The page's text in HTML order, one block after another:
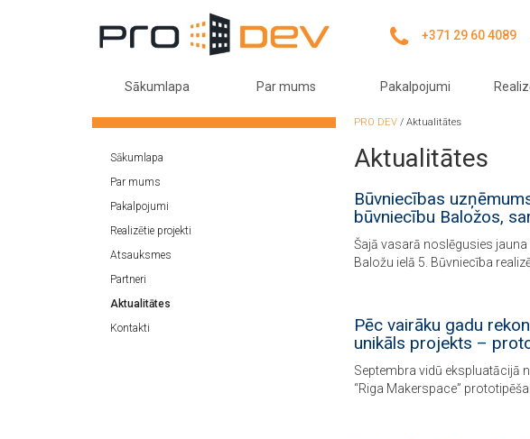
+371 29 60 4089
Sākumlapa Par mums Pakalpojumi
Sākumlapa
Par mums
Pakalpojumi
Realizētie projekti
Atsauksmes
Partneri
Aktualitātes
Kontakti
PRO DEV / Aktualitātes
Aktualitātes
Būvniecības
būvniecību Baložos,
Šajā vasarā noslēgusies jauna
Baložu ielā 5. Būvniecība
Pēc vairāku gadu
unikāls projekts –
Septembra vidū ekspluatācijā
“Riga Makerspace”